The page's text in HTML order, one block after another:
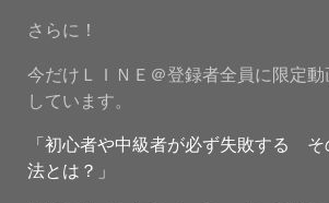
さらに！
今だけＬＩＮＥ＠登録者全員に限定動
しています。
「初心者や中級者が必ず失敗する
法とは？」